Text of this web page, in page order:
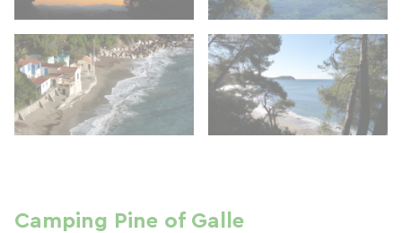
Camping Pine of Galle